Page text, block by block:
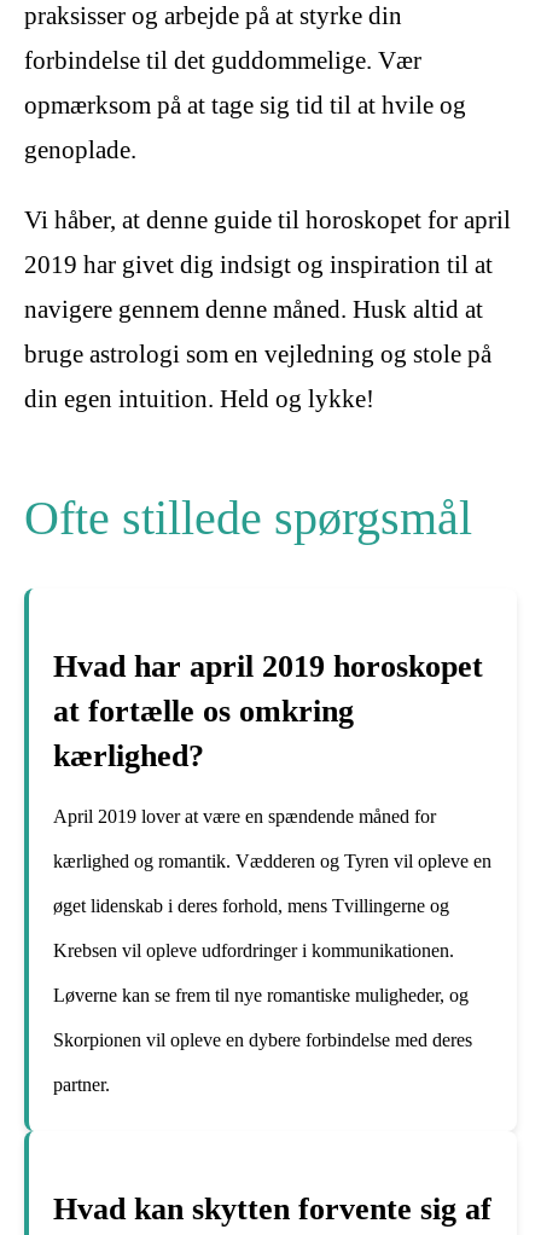
praksisser og arbejde på at styrke din
forbindelse til det guddommelige. Vær
opmærksom på at tage sig tid til at hvile og
genoplade.
Vi håber, at denne guide til horoskopet for april
2019 har givet dig indsigt og inspiration til at
navigere gennem denne måned. Husk altid at
bruge astrologi som en vejledning og stole på
din egen intuition. Held og lykke!
Ofte stillede spørgsmål
Hvad har april 2019 horoskopet
at fortælle os omkring
kærlighed?
April 2019 lover at være en spændende måned for
kærlighed og romantik. Vædderen og Tyren vil opleve en
øget lidenskab i deres forhold, mens Tvillingerne og
Krebsen vil opleve udfordringer i kommunikationen.
Løverne kan se frem til nye romantiske muligheder, og
Skorpionen vil opleve en dybere forbindelse med deres
partner.
Hvad kan skytten forvente sig af